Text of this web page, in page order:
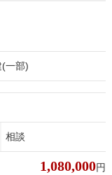
一部)
相談
1,080,000円